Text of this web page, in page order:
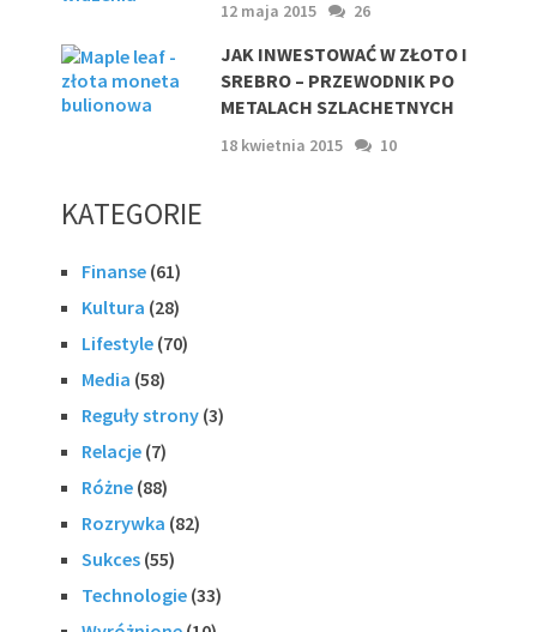
12 maja 2015 26
JAK INWESTOWAĆ W ZŁOTO I
SREBRO – PRZEWODNIK PO
METALACH SZLACHETNYCH
18 kwietnia 2015 10
KATEGORIE
Finanse (61)
Kultura (28)
Lifestyle (70)
Media (58)
Reguły strony (3)
Relacje (7)
Różne (88)
Rozrywka (82)
Sukces (55)
Technologie (33)